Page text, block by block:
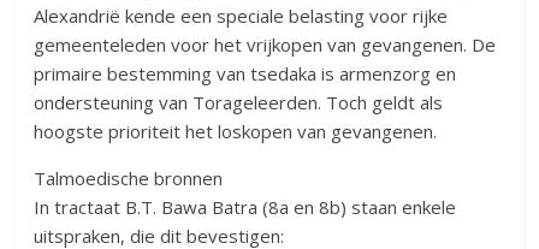
Alexandrië kende een speciale belasting voor rijke
gemeenteleden voor het vrijkopen van gevangenen. De
primaire bestemming van tsedaka is armenzorg en
ondersteuning van Torageleerden. Toch geldt als
hoogste prioriteit het loskopen van gevangenen.
Talmoedische bronnen
In tractaat B.T. Bawa Batra (8a en 8b) staan enkele
uitspraken, die dit bevestigen: